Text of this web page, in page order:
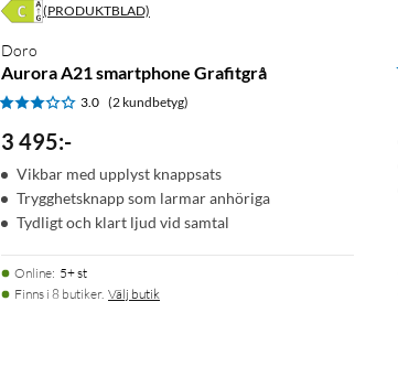
(PRODUKTBLAD)
Doro
Aurora A21 smartphone Grafitgrå
3.0 (2 kundbetyg)
3 495:-
Vikbar med upplyst knappsats
Trygghetsknapp som larmar anhöriga
Tydligt och klart ljud vid samtal
Online: 5+ st
Finns i 8 butiker. Välj butik